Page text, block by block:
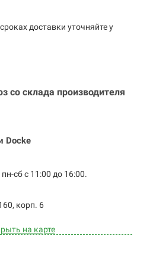
доставки уточняйте у
со склада производителя
Docke
сб с 11:00 до 16:00.
корп. 6
на карте